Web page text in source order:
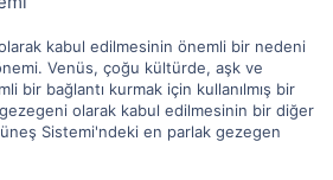
kabul edilmesinin önemli bir nedeni
Venüs, çoğu kültürde, aşk ve
bir bağlantı kurmak için kullanılmış bir
olarak kabul edilmesinin bir diğer
Sistemi'ndeki en parlak gezegen